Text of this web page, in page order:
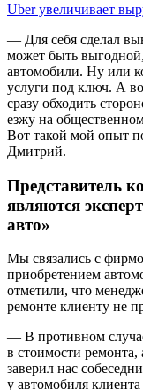
Uber увеличивает
— Для себя сделал
может быть
автомобили. Ну или
услуги под ключ. А
сразу обходить
езжу на
Вот такой мой опыт
Дмитрий.
Представитель
являются
авто»
Мы связались с
приобретением
отметили, что
ремонте клиенту не
— В противном
в стоимости
заверил нас
у автомобиля